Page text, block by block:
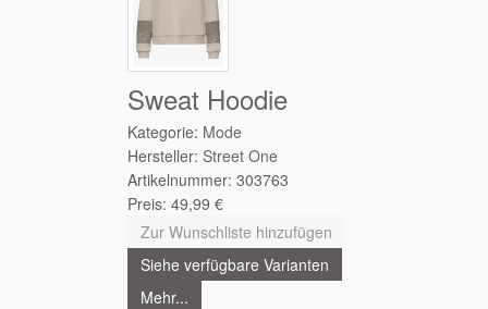
Sweat Hoodie
Kategorie: Mode
Hersteller: Street One
Artikelnummer: 303763
Preis: 49,99 €
Zur Wunschliste hinzufügen
Siehe verfügbare Varianten
Mehr...